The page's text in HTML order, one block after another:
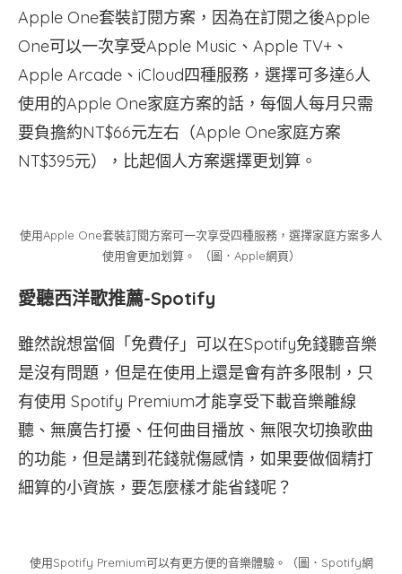
Apple One套裝訂閱方案，因為在訂閱之後Apple
One可以一次享受Apple Music、Apple TV+、
Apple Arcade、iCloud四種服務，選擇可多達6人
使用的Apple One家庭方案的話，每個人每月只需
要負擔約NT$66元左右（Apple One家庭方案
NT$395元），比起個人方案選擇更划算。
使用Apple One套裝訂閱方案可一次享受四種服務，選擇家庭方案多人
使用會更加划算。 （圖．Apple網頁）
愛聽西洋歌推薦-Spotify
雖然說想當個「免費仔」可以在Spotify免錢聽音樂
是沒有問題，但是在使用上還是會有許多限制，只
有使用 Spotify Premium才能享受下載音樂離線
聽、無廣告打擾、任何曲目播放、無限次切換歌曲
的功能，但是講到花錢就傷感情，如果要做個精打
細算的小資族，要怎麼樣才能省錢呢？
使用Spotify Premium可以有更方便的音樂體驗。（圖．Spotify網